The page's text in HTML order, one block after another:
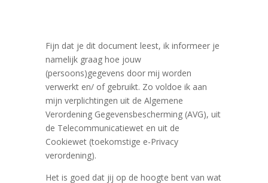
Fijn dat je dit document leest, ik informeer je
namelijk graag hoe jouw
(persoons)gegevens door mij worden
verwerkt en/ of gebruikt. Zo voldoe ik aan
mijn verplichtingen uit de Algemene
Verordening Gegevensbescherming (AVG), uit
de Telecommunicatiewet en uit de
Cookiewet (toekomstige e-Privacy
verordening).
Het is goed dat jij op de hoogte bent van wat